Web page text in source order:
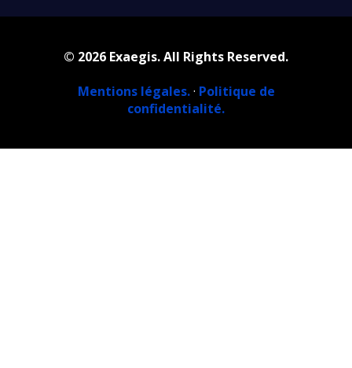
© 2026 Exaegis. All Rights Reserved.
Mentions légales.· Politique de
confidentialité.